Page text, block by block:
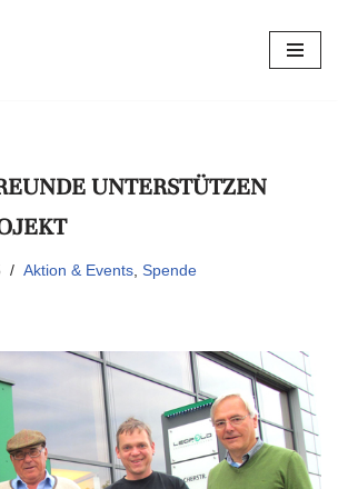
UNTERSTÜTZEN
Aktion & Events, Spende